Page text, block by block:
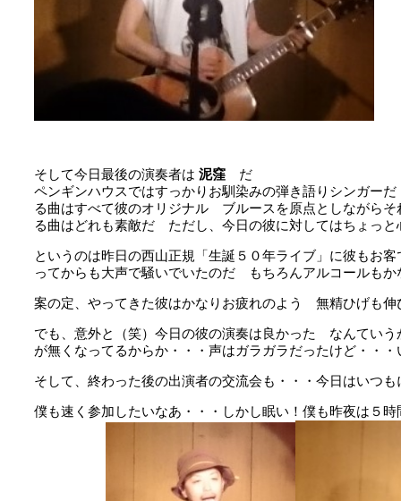
そして今日最後の演奏者は 泥窪 だ
ペンギンハウスではすっかりお馴染みの弾き語りシンガー
る曲はすべて彼のオリジナル ブルースを原点としながら
る曲はどれも素敵だ ただし、今日の彼に対してはちょっと
というのは昨日の西山正規「生誕５０年ライブ」に彼もお
ってからも大声で騒いでいたのだ もちろんアルコールもか
案の定、やってきた彼はかなりお疲れのよう 無精ひげも伸
でも、意外と（笑）今日の彼の演奏は良かった なんてい
が無くなってるからか・・・声はガラガラだったけど・・
そして、終わった後の出演者の交流会も・・・今日はいつ
僕も速く参加したいなあ・・・しかし眠い！僕も昨夜は５